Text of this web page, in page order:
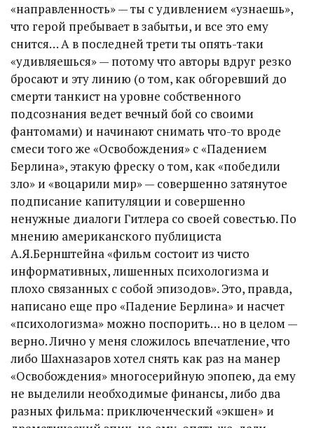
«направленность» — ты с удивлением «узнаешь»,
что герой пребывает в забытьи, и все это ему
снится… А в последней трети ты опять-таки
«удивляешься» — потому что авторы вдруг резко
бросают и эту линию (о том, как обгоревший до
смерти танкист на уровне собственного
подсознания ведет вечный бой со своими
фантомами) и начинают снимать что-то вроде
смеси того же «Освобождения» с «Падением
Берлина», этакую фреску о том, как «победили
зло» и «воцарили мир» — совершенно затянутое
подписание капитуляции и совершенно
ненужные диалоги Гитлера со своей совестью. По
мнению американского публициста
А.Я.Бернштейна «фильм состоит из чисто
информативных, лишенных психологизма и
плохо связанных с собой эпизодов». Это, правда,
написано еще про «Падение Берлина» и насчет
«психологизма» можно поспорить… но в целом —
верно. Лично у меня сложилось впечатление, что
либо Шахназаров хотел снять как раз на манер
«Освобождения» многосерийную эпопею, да ему
не выделили необходимые финансы, либо два
разных фильма: приключенческий «экшен» и